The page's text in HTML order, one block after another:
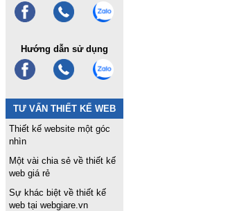
Hướng dẫn sử dụng
TƯ VẤN THIẾT KẾ WEB
Thiết kế website một góc
nhìn
Một vài chia sẻ về thiết kế
web giá rẻ
Sự khác biệt về thiết kế
web tại webgiare.vn